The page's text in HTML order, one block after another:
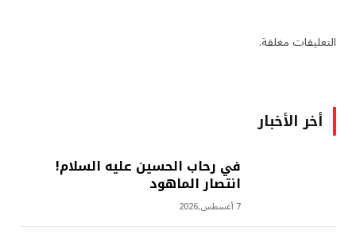
التعليقات مغلقة.
أخر الأخبار
في رحاب الحسين عليه السلام!
انتصار الماهود
7 أغسطس,2026